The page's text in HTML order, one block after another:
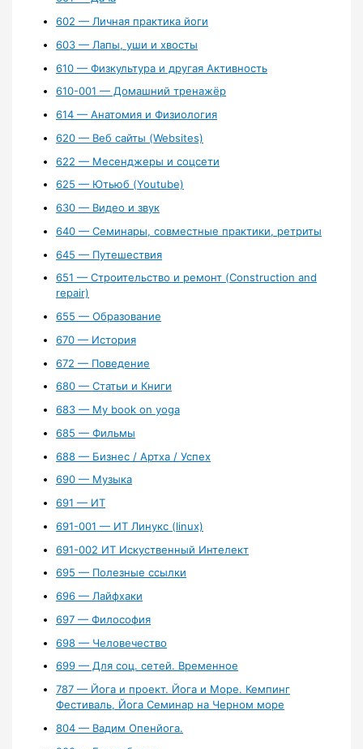
602 — Личная практика йоги
603 — Лапы, уши и хвосты
610 — Физкультура и другая Активность
610-001 — Домашний тренажёр
614 — Анатомия и Физиология
620 — Веб сайты (Websites)
622 — Месенджеры и соцсети
625 — Ютьюб (Youtube)
630 — Видео и звук
640 — Семинары, совместные практики, ретриты
645 — Путешествия
651 — Строительство и ремонт (Construction and
repair)
655 — Образование
670 — История
672 — Поведение
680 — Статьи и Книги
683 — My book on yoga
685 — Фильмы
688 — Бизнес / Артха / Успех
690 — Музыка
691 — ИТ
691-001 — ИТ Линукс (linux)
691-002 ИТ Искуственный Интелект
695 — Полезные ссылки
696 — Лайфхаки
697 — Философия
698 — Человечество
699 — Для соц. сетей. Временное
787 — Йога и проект. Йога и Море. Кемпинг
Фестиваль, Йога Семинар на Черном море
804 — Вадим Опенйога.